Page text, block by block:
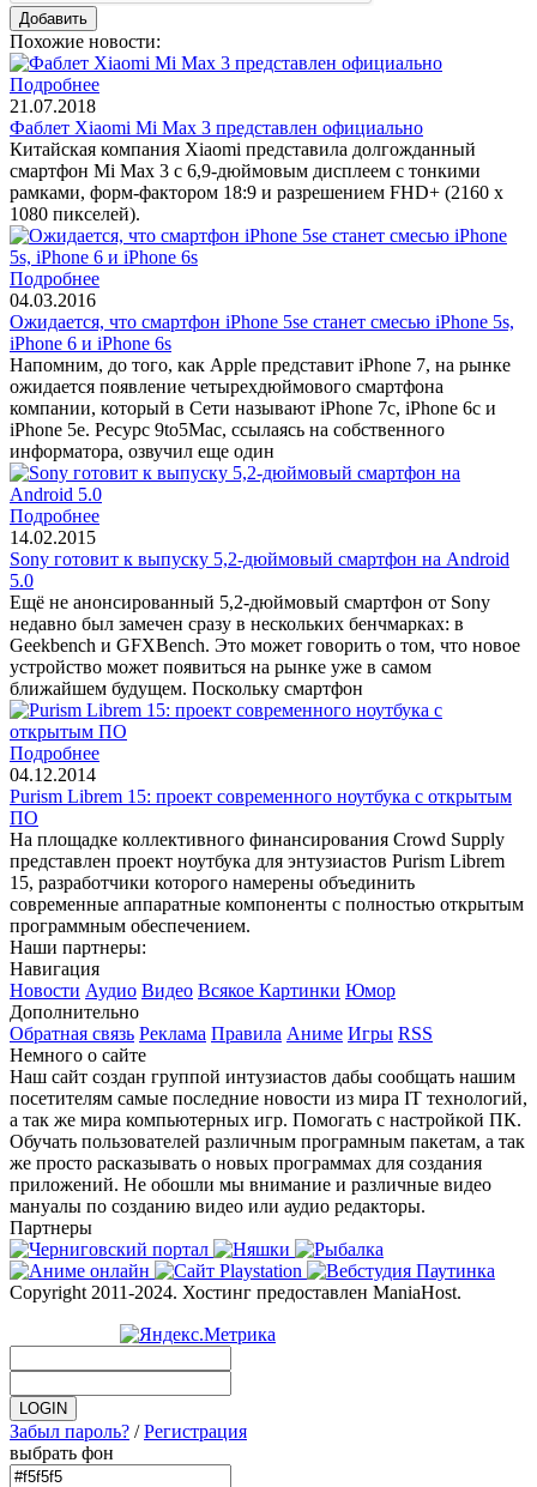
Похожие новости:
Подробнее
21.07.2018
Фаблет Xiaomi Mi Max 3 представлен официально
Китайская компания Xiaomi представила долгожданный
смартфон Mi Max 3 с 6,9-дюймовым дисплеем с тонкими
рамками, форм-фактором 18:9 и разрешением FHD+ (2160 x
1080 пикселей).
Подробнее
04.03.2016
Ожидается, что смартфон iPhone 5se станет смесью iPhone 5s,
iPhone 6 и iPhone 6s
Напомним, до того, как Apple представит iPhone 7, на рынке
ожидается появление четырехдюймового смартфона
компании, который в Сети называют iPhone 7c, iPhone 6c и
iPhone 5e. Ресурс 9to5Mac, ссылаясь на собственного
информатора, озвучил еще один
Подробнее
14.02.2015
Sony готовит к выпуску 5,2-дюймовый смартфон на Android
5.0
Ещё не анонсированный 5,2-дюймовый смартфон от Sony
недавно был замечен сразу в нескольких бенчмарках: в
Geekbench и GFXBench. Это может говорить о том, что новое
устройство может появиться на рынке уже в самом
ближайшем будущем. Поскольку смартфон
Подробнее
04.12.2014
Purism Librem 15: проект современного ноутбука с открытым
ПО
На площадке коллективного финансирования Crowd Supply
представлен проект ноутбука для энтузиастов Purism Librem
15, разработчики которого намерены объединить
современные аппаратные компоненты с полностью открытым
программным обеспечением.
Наши партнеры:
Навигация
Новости Аудио Видео Всякое Картинки Юмор
Дополнительно
Обратная связь Реклама Правила Аниме Игры RSS
Немного о сайте
Наш сайт создан группой интузиастов дабы сообщать нашим
посетителям самые последние новости из мира IT технологий,
а так же мира компьютерных игр. Помогать с настройкой ПК.
Обучать пользователей различным програмным пакетам, а так
же просто расказывать о новых программах для создания
приложений. Не обошли мы внимание и различные видео
мануалы по созданию видео или аудио редакторы.
Партнеры
Copyright 2011-2024. Хостинг предоставлен ManiaHost.
Забыл пароль? /Регистрация
выбрать фон